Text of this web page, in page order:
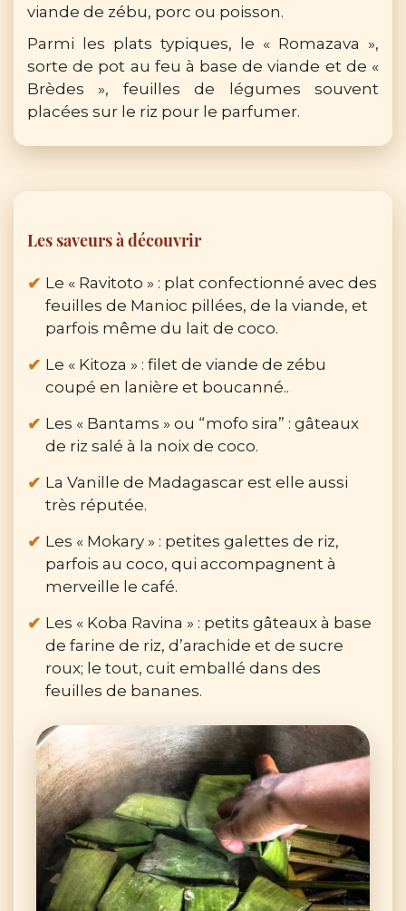
viande de zébu, porc ou poisson.
Parmi les plats typiques, le « Romazava »,
sorte de pot au feu à base de viande et de «
Brèdes », feuilles de légumes souvent
placées sur le riz pour le parfumer.
Les saveurs à découvrir
Le « Ravitoto » : plat confectionné avec des
feuilles de Manioc pillées, de la viande, et
parfois même du lait de coco.
Le « Kitoza » : filet de viande de zébu
coupé en lanière et boucanné..
Les « Bantams » ou “mofo sira” : gâteaux
de riz salé à la noix de coco.
La Vanille de Madagascar est elle aussi
très réputée.
Les « Mokary » : petites galettes de riz,
parfois au coco, qui accompagnent à
merveille le café.
Les « Koba Ravina » : petits gâteaux à base
de farine de riz, d’arachide et de sucre
roux; le tout, cuit emballé dans des
feuilles de bananes.